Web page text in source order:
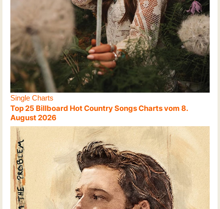
Single Charts
Top 25 Billboard Hot Country Songs Charts vom 8.
August 2026